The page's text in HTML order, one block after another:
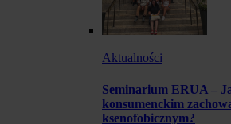
Aktualności
Seminarium ERUA –
konsumenckim
ksenofobicznym?